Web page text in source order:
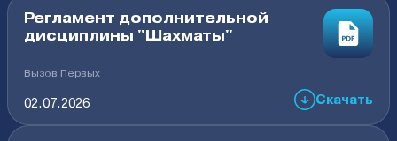
Регламент дополнительной
дисциплины "Шахматы"
Вызов Первых
02.07.2026 Скачать